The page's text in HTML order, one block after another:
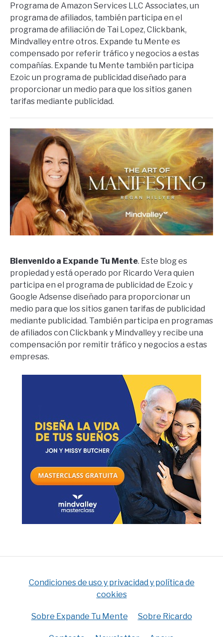
Programa de Amazon Services LLC Associates, un
programa de afiliados, también participa en el
programa de afiliación de Tai Lopez, Clickbank,
Mindvalley entre otros. Expande tu Mente es
compensado por referir tráfico y negocios a estas
compañías. Expande tu Mente también participa
Ezoic un programa de publicidad diseñado para
proporcionar un medio para que los sitios ganen
tarifas mediante publicidad.
Bienvenido a Expande Tu Mente. Este blog es
propiedad y está operado por Ricardo Vera quien
participa en el programa de publicidad de Ezoic y
Google Adsense diseñado para proporcionar un
medio para que los sitios ganen tarifas de publicidad
mediante publicidad. También participa en programas
de afiliados con Clickbank y Mindvalley y recibe una
compensación por remitir tráfico y negocios a estas
empresas.
Condiciones de uso y privacidad y política de
cookies
Sobre Expande Tu Mente Sobre Ricardo